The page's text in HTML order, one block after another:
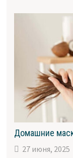
Домашние
27 июня, 2025